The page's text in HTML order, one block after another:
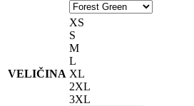
VELIČINA
XS
S
M
L
XL
2XL
3XL